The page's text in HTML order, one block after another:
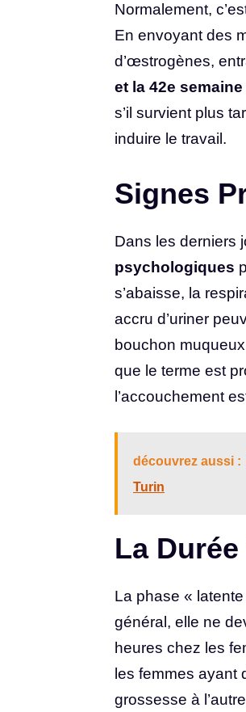
Normalement,
En envoyant des
d’œstrogènes,
et la 42e
s’il survient plus
induire le travail.
Signes
Dans les derniers
psychologiques
s’abaisse, la
accru d’uriner
bouchon
que le terme est
l’accouchement
découvrez aussi :
Turin
La
La phase «
général, elle ne
heures chez les
les femmes ayant
grossesse à